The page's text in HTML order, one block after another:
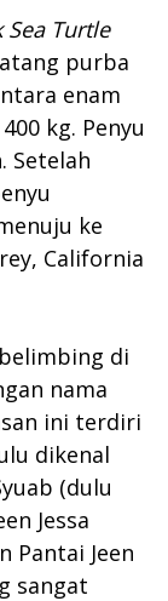
Sea Turtle
purba
enam
kg. Penyu
Setelah
ke
California
di
nama
ini terdiri
dikenal
(dulu
Jessa
Pantai Jeen
sangat